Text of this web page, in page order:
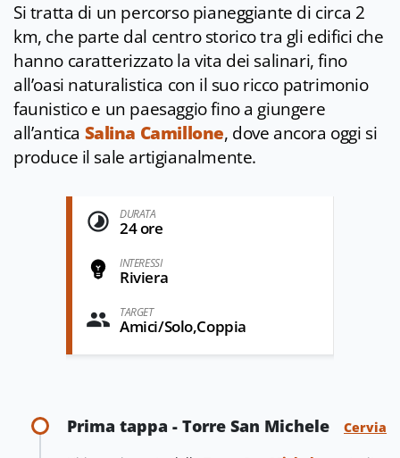
Si tratta di un percorso pianeggiante di circa 2
km, che parte dal centro storico tra gli edifici che
hanno caratterizzato la vita dei salinari, fino
all’oasi naturalistica con il suo ricco patrimonio
faunistico e un paesaggio fino a giungere
all’antica Salina Camillone, dove ancora oggi si
produce il sale artigianalmente.
DURATA
24 ore
INTERESSI
Riviera
TARGET
Amici/Solo,Coppia
Prima tappa - Torre San Michele Cervia